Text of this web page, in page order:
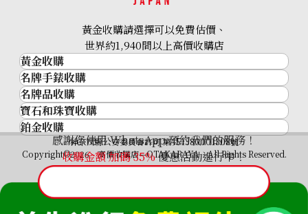
感謝您使用 WhatsApp 預約我們的服務！
收購金額 加碼35%優惠活動進行中！
黃金收購請選擇可以免費估價、
世界約1,940間以上高價收購店
黃金收購
黃金･金條
金條
金幣及銀幣
過去十年黃金價格
金飾
金戒指
金頸鍊
名牌手錶收購
名牌手錶收購
勞力士 (Rolex)
Patek Philippe
Audemars Piguet
Vacheron Constantin
A. Lange & Söhne
Breguet
名牌品收購
名牌品收購
HERMES
LOUIS VUITTON
CHANEL
卡地亞（Cartier）
CELINE
寶石和珠寶收購
寶石和珠寶
祖母綠
藍寶石
紅寶石
鉑金收購
神奈川縣公安委員會許可 第451380001308號
Copyright©2026 高價收購店—OTAKARAYA All Rights Reserved.